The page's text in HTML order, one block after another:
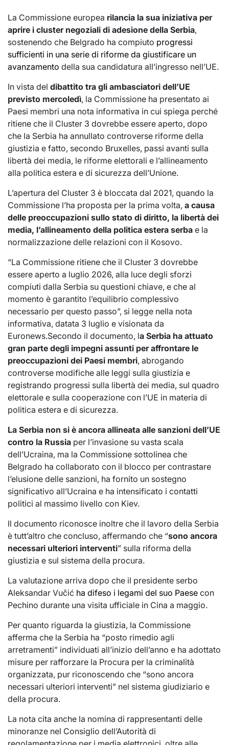
La Commissione europea rilancia la sua iniziativa per
aprire i cluster negoziali di adesione della Serbia,
sostenendo che Belgrado ha compiuto progressi
sufficienti in una serie di riforme da giustificare un
avanzamento della sua candidatura all’ingresso nell’UE.
In vista del dibattito tra gli ambasciatori dell’UE
previsto mercoledì, la Commissione ha presentato ai
Paesi membri una nota informativa in cui spiega perché
ritiene che il Cluster 3 dovrebbe essere aperto, dopo
che la Serbia ha annullato controverse riforme della
giustizia e fatto, secondo Bruxelles, passi avanti sulla
libertà dei media, le riforme elettorali e l’allineamento
alla politica estera e di sicurezza dell’Unione.
L’apertura del Cluster 3 è bloccata dal 2021, quando la
Commissione l’ha proposta per la prima volta, a causa
delle preoccupazioni sullo stato di diritto, la libertà dei
media, l’allineamento della politica estera serba e la
normalizzazione delle relazioni con il Kosovo.
“La Commissione ritiene che il Cluster 3 dovrebbe
essere aperto a luglio 2026, alla luce degli sforzi
compiuti dalla Serbia su questioni chiave, e che al
momento è garantito l’equilibrio complessivo
necessario per questo passo”, si legge nella nota
informativa, datata 3 luglio e visionata da
Euronews.Secondo il documento, la Serbia ha attuato
gran parte degli impegni assunti per affrontare le
preoccupazioni dei Paesi membri, abrogando
controverse modifiche alle leggi sulla giustizia e
registrando progressi sulla libertà dei media, sul quadro
elettorale e sulla cooperazione con l’UE in materia di
politica estera e di sicurezza.
La Serbia non si è ancora allineata alle sanzioni dell’UE
contro la Russia per l’invasione su vasta scala
dell’Ucraina, ma la Commissione sottolinea che
Belgrado ha collaborato con il blocco per contrastare
l’elusione delle sanzioni, ha fornito un sostegno
significativo all’Ucraina e ha intensificato i contatti
politici al massimo livello con Kiev.
Il documento riconosce inoltre che il lavoro della Serbia
è tutt’altro che concluso, affermando che “sono ancora
necessari ulteriori interventi” sulla riforma della
giustizia e sul sistema della procura.
La valutazione arriva dopo che il presidente serbo
Aleksandar Vučić ha difeso i legami del suo Paese con
Pechino durante una visita ufficiale in Cina a maggio.
Per quanto riguarda la giustizia, la Commissione
afferma che la Serbia ha “posto rimedio agli
arretramenti” individuati all’inizio dell’anno e ha adottato
misure per rafforzare la Procura per la criminalità
organizzata, pur riconoscendo che “sono ancora
necessari ulteriori interventi” nel sistema giudiziario e
della procura.
La nota cita anche la nomina di rappresentanti delle
minoranze nel Consiglio dell’Autorità di